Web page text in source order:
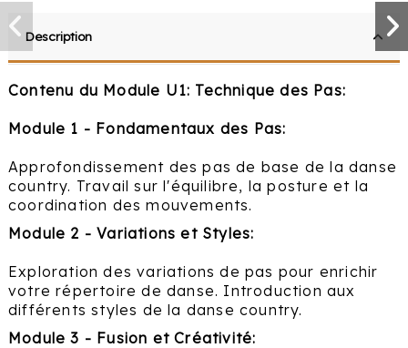
Description
Contenu du Module U1: Technique des Pas:
Module 1 - Fondamentaux des Pas:
Approfondissement des pas de base de la danse
country. Travail sur l'équilibre, la posture et la
coordination des mouvements.
Module 2 - Variations et Styles:
Exploration des variations de pas pour enrichir
votre répertoire de danse. Introduction aux
différents styles de la danse country.
Module 3 - Fusion et Créativité: